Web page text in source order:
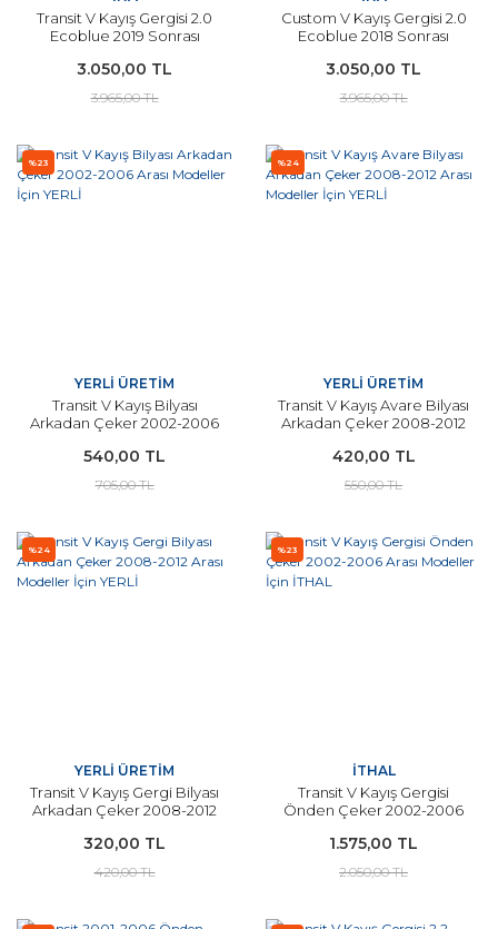
Transit V Kayış Gergisi 2.0
Ecoblue 2019 Sonrası
3.050,00 TL
3.965,00 TL
Custom V Kayış Gergisi 2.0
Ecoblue 2018 Sonrası
3.050,00 TL
3.965,00 TL
%23
YERLİ ÜRETİM
Transit V Kayış Bilyası
Arkadan Çeker 2002-2006
540,00 TL
705,00 TL
%24
YERLİ ÜRETİM
Transit V Kayış Avare Bilyası
Arkadan Çeker 2008-2012
420,00 TL
550,00 TL
%24
YERLİ ÜRETİM
Transit V Kayış Gergi Bilyası
Arkadan Çeker 2008-2012
320,00 TL
420,00 TL
%23
İTHAL
Transit V Kayış Gergisi
Önden Çeker 2002-2006
1.575,00 TL
2.050,00 TL